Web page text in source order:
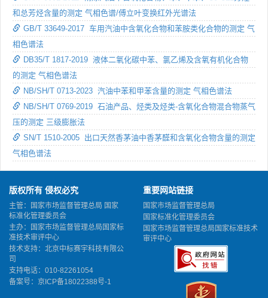
和总芳烃含量的测定 气相色谱/傅立叶变换红外光谱法
GB/T 33649-2017 车用汽油中含氧化合物和苯胺类化合物的测定 气
相色谱法
DB35/T 1817-2019 液体二氧化碳中苯、氯乙烯及含氧有机化合物
的测定 气相色谱法
NB/SH/T 0713-2023 汽油中苯和甲苯含量的测定 气相色谱法
NB/SH/T 0769-2019 石油产品、烃类及烃类-含氧化合物混合物蒸气
压的测定 三级膨胀法
SN/T 1510-2005 出口天然香茅油中香茅醛和含氧化合物含量的测定
气相色谱法
版权所有 侵权必究
主管：国家市场监督管理总局 国家
标准化管理委员会
主办：国家市场监督管理总局国家标
准技术审评中心
技术支持：北京中标赛宇科技有限公
司
支持电话：010-82261054
备案号： 京ICP备18022388号-1
重要网站链接
国家市场监督管理总局
国家标准化管理委员会
国家市场监督管理总局国家标准技术
审评中心